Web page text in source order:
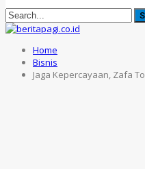
Home
Bisnis
Jaga Kepercayaan, Zafa